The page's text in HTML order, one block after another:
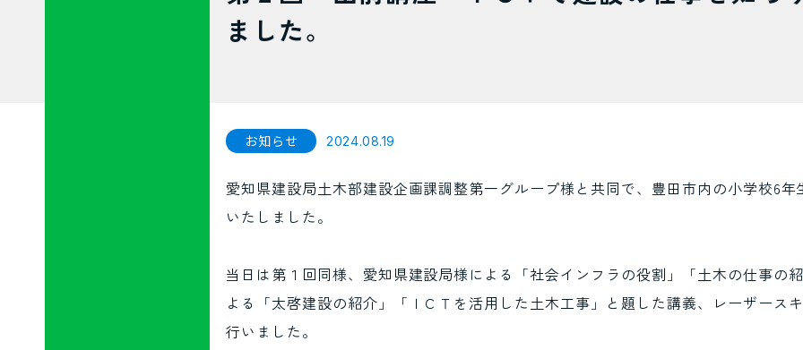
再生可能エネルギー事業
BIM/CIMの活用
JAIRA赤外線法劣化調査
潤王（うるおう） 紫外線劣化防止剤
経営理念・代表挨拶
CSR活動 SDGs
ました。
お知らせ 2024.08.19
愛知県建設局土木部建設企画課調整第一グループ様と共同で、豊田市内の小学校6
いたしました。
当日は第１回同様、愛知県建設局様による「社会インフラの役割」「土木の仕事の
よる「太啓建設の紹介」「ＩＣＴを活用した土木工事」と題した講義、レーザース
行いました。